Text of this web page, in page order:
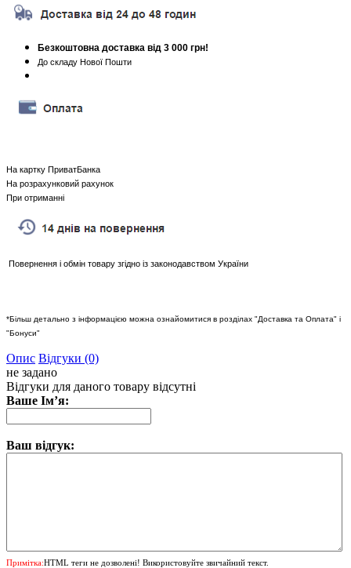
Безкоштовна доставка від 3 000 грн!
До складу Нової Пошти
На картку ПриватБанка
На розрахунковий рахунок
При отриманні
Повернення і обмін товару згідно із законодавством України
*Більш детально з інформацією можна ознайомитися в розділах "Доставка та Оплата" і
"Бонуси"
Опис Відгуки (0)
не задано
Відгуки для даного товару відсутні
Ваше Ім’я:
Ваш відгук:
Примітка:HTML теги не дозволені! Використовуйте звичайний текст.